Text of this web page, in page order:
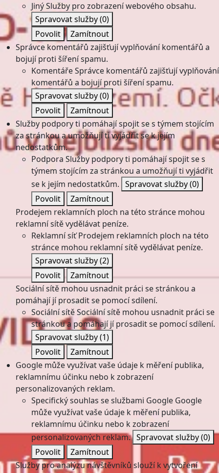
JinýSlužby pro zobrazení webového obsahu.
Spravovat služby(0)
Povolit
Zamítnout
Správce komentářů zajišťují vyplňování komentářů a
bojují proti šíření spamu.
KomentářeSprávce komentářů zajišťují vyplňování
komentářů a bojují proti šíření spamu.
Spravovat služby(0)
Povolit
Zamítnout
Služby podpory ti pomáhají spojit se s týmem stojícím
za stránkou a umožňují ti vyjádřit se k jejím
nedostatkům.
Podpora Služby podpory ti pomáhají spojit se s
týmem stojícím za stránkou a umožňují ti vyjádřit
se k jejím nedostatkům. Spravovat služby(0)
Povolit
Zamítnout
Prodejem reklamních ploch na této stránce mohou
reklamní sítě vydělávat peníze.
Reklamní síť Prodejem reklamních ploch na této
stránce mohou reklamní sítě vydělávat peníze.
Spravovat služby(2)
Povolit
Zamítnout
Sociální sítě mohou usnadnit práci se stránkou a
pomáhají jí prosadit se pomocí sdílení.
Sociální sítěSociální sítě mohou usnadnit práci se
stránkou a pomáhají jí prosadit se pomocí sdílení.
Spravovat služby(1)
Povolit
Zamítnout
Google může využívat vaše údaje k měření publika,
reklamnímu účinku nebo k zobrazení
personalizovaných reklam.
Specifický souhlas se službami Google Google
může využívat vaše údaje k měření publika,
reklamnímu účinku nebo k zobrazení
personalizovaných reklam. Spravovat služby(0)
Povolit
Zamítnout
Služby pro analýzu návštěvníků slouží k vytvoření